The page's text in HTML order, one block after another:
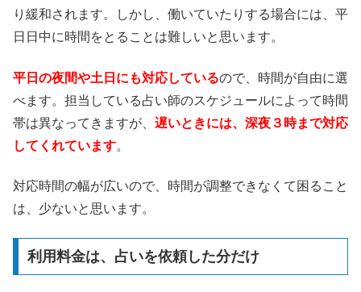
り緩和されます。しかし、働いていたりする場合には、平
日日中に時間をとることは難しいと思います。
平日の夜間や土日にも対応しているので、時間が自由に選
べます。担当している占い師のスケジュールによって時間
帯は異なってきますが、 遅いときには、深夜３時まで対応
してくれています。
対応時間の幅が広いので、時間が調整できなくて困ること
は、少ないと思います。
利用料金は、占いを依頼した分だけ